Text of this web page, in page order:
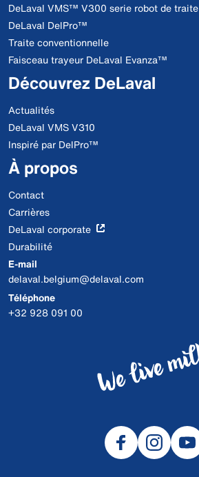
DeLaval VMS™ V300 serie robot de traite
DeLaval DelPro™
Traite conventionnelle
Faisceau trayeur DeLaval Evanza™
Découvrez DeLaval
Actualités
DeLaval VMS V310
Inspiré par DelPro™
À propos
Contact
Carrières
DeLaval corporate
Durabilité
E-mail
delaval.belgium@delaval.com
Téléphone
+32 928 091 00